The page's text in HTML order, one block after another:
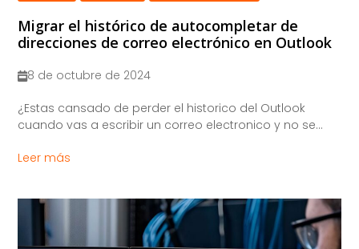
Migrar el histórico de autocompletar de
direcciones de correo electrónico en Outlook
8 de octubre de 2024
¿Estas cansado de perder el historico del Outlook
cuando vas a escribir un correo electronico y no se...
Leer más